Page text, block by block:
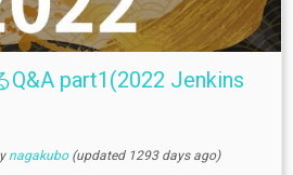
Q&A part1(2022 Jenkins
nagakubo(updated 1293 days ago)